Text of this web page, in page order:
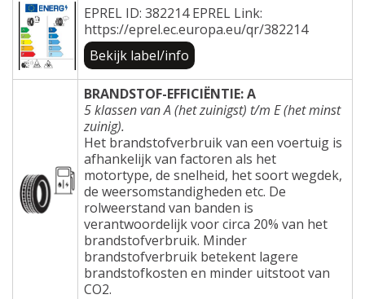
EPREL ID: 382214 EPREL Link:
https://eprel.ec.europa.eu/qr/382214
Bekijk label/info
BRANDSTOF-EFFICIËNTIE: A
5 klassen van A (het zuinigst) t/m E (het minst
zuinig).
Het brandstofverbruik van een voertuig is
afhankelijk van factoren als het
motortype, de snelheid, het soort wegdek,
de weersomstandigheden etc. De
rolweerstand van banden is
verantwoordelijk voor circa 20% van het
brandstofverbruik. Minder
brandstofverbruik betekent lagere
brandstofkosten en minder uitstoot van
CO2.